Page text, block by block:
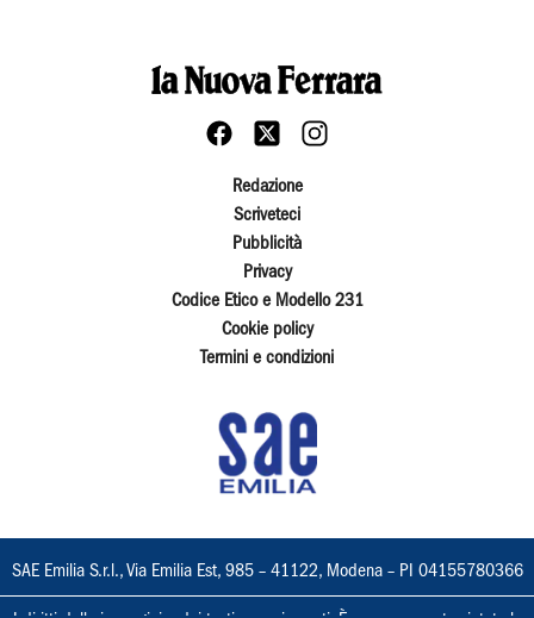
Redazione
Scriveteci
Pubblicità
Privacy
Codice Etico e Modello 231
Cookie policy
Termini e condizioni
SAE Emilia S.r.l., Via Emilia Est, 985 – 41122, Modena – PI 04155780366